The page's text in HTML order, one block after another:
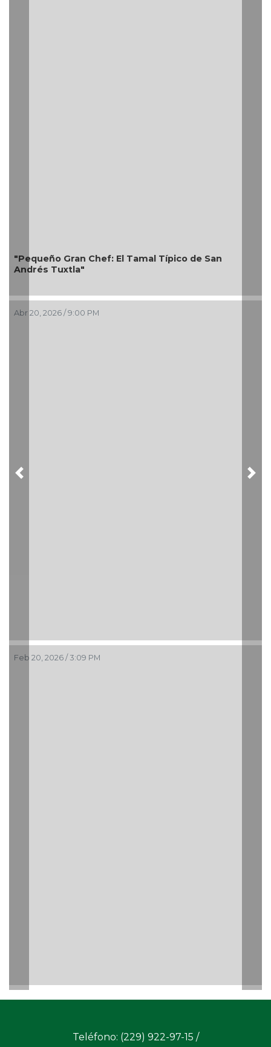
"Pequeño Gran Chef: El Tamal Típico de San
Andrés Tuxtla"
Abr 20, 2026 / 9:00 PM
Feb 20, 2026 / 3:09 PM
Previous
Teléfono: (229) 922-97-15 /